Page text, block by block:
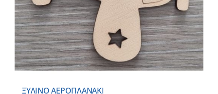
ΞΥΛΙΝΟ ΑΕΡΟΠΛΑΝΑΚΙ